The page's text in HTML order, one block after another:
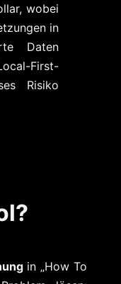
wobei
in
Daten
First-
Risiko
in „How To